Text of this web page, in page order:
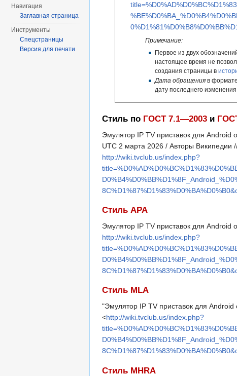
Примечание:
Первое из двух
настоящее время не
создания страницы в
Дата обращенияв формате
дату последнего
Стиль по ГОСТ 7.1—2003 и
Эмулятор IP TV приставок для Android
UTC 2 марта 2026 / Авторы
http://wiki.tvclub.us/index.php?
Стиль APA
Эмулятор IP TV приставок для Android
http://wiki.tvclub.us/index.php?
Стиль MLA
"Эмулятор IP TV приставок для Android
<http://wiki.tvclub.us/index.php?
Стиль MHRA
Навигация
Заглавная страница
Инструменты
Спецстраницы
Версия для печати